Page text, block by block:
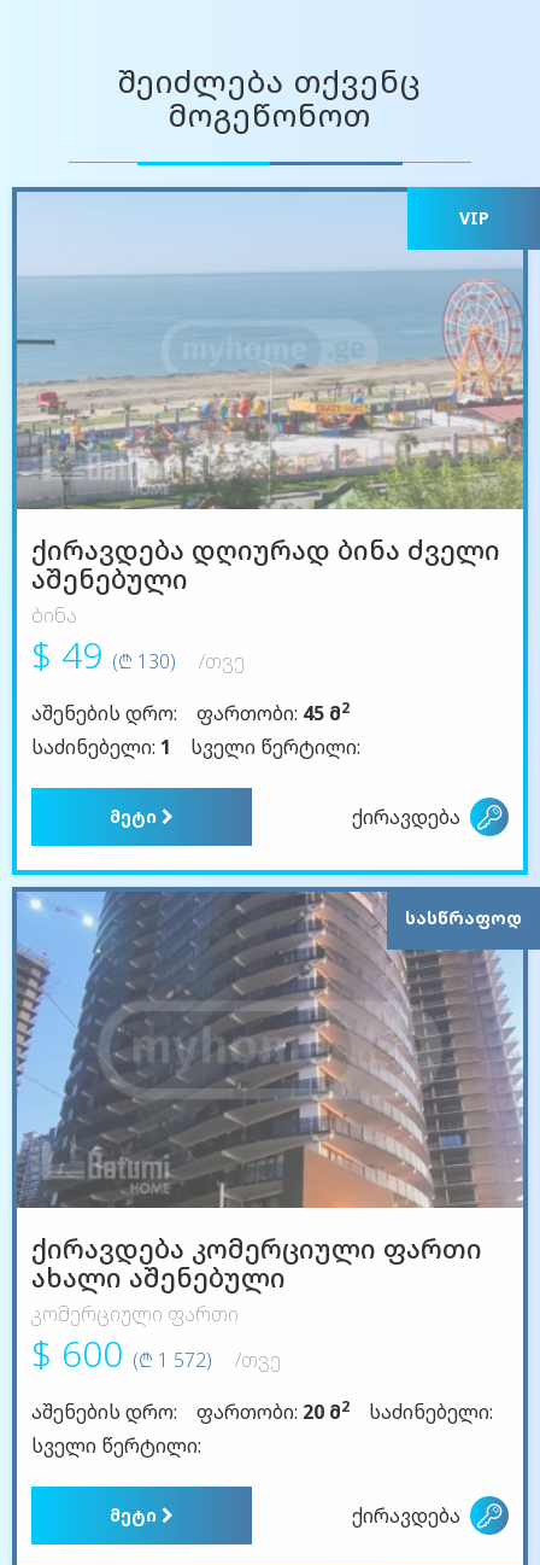
შეიძლება თქვენც
მოგეწონოთ
VIP
ქირავდება დღიურად ბინა ძველი
აშენებული
ბინა
$ 49 (₾ 130)
/თვე
აშენების დრო:
ფართობი: 45 მ2
საძინებელი: 1 სველი წერტილი:
მეტი ქირავდება
ᲡᲐᲡᲬᲠᲐᲤᲝᲓ
ქირავდება კომერციული ფართი
ახალი აშენებული
კომერციული ფართი
$ 600 (₾ 1 572)
/თვე
აშენების დრო:
ფართობი: 20 მ2
საძინებელი:
სველი წერტილი:
მეტი ქირავდება